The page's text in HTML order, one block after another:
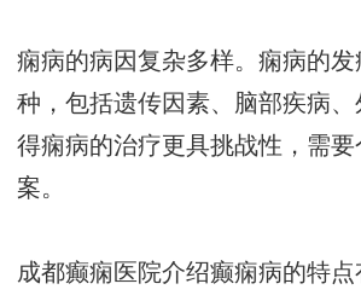
痫病的病因复杂多样。痫病的发
种，包括遗传因素、脑部疾病
得痫病的治疗更具挑战性，需
案。
成都癫痫医院介绍癫痫病的特